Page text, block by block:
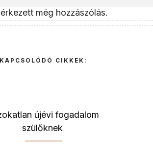
még hozzászólás.
KAPCSOLÓDÓ CIKKEK:
újévi fogadalom
szülőknek